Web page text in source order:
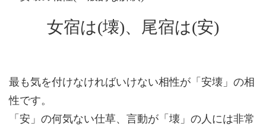
ds
ok
女宿は(壊)、尾宿は(安)
最も気を付けなければいけない相性が「安壊」の相
性です。
「安」の何気ない仕草、言動が「壊」の人には非常